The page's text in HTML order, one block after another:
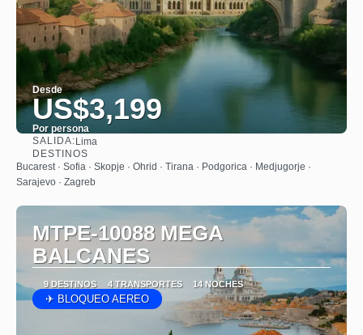
Desde
US$3,199
Por persona
SALIDA:Lima
DESTINOS
Bucarest · Sofia · Skopje · Ohrid · Tirana · Podgorica · Medjugorje ·
Sarajevo · Zagreb
MTPE-10088 MEGA
BALCANES
9 DESTINOS 4 TRANSPORTES 14 NOCHES
✈ BLOQUEO AEREO